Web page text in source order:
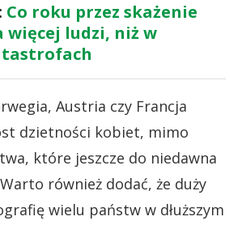
Co roku przez skażenie
więcej ludzi, niż w
Austria czy Francja
dzietności kobiet, mimo
które jeszcze do niedawna
również dodać, że duży
wielu państw w dłuższym